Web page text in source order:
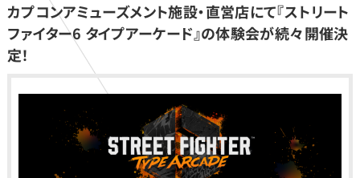
カプコンアミューズメント施設・直営店にて『ストリート
ファイター6 タイプアーケード』の体験会が続々開催決
定！